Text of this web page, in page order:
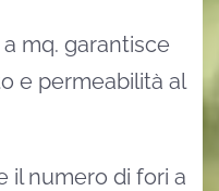
mq. garantisce
e permeabilità al
il numero di fori a